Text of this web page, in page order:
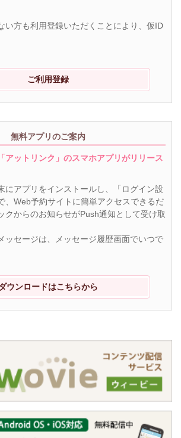
い方も利用登録いただくことにより、仮ID
ご利用登録
無料アプリのご案内
アットリンク」のスマホアプリがリリース
にアプリをインストールし、「ログイン設
、Web予約サイトに簡単アクセスできるだ
クからのお知らせがPush通知として受け取
ッセージは、メッセージ履歴画面でいつで
ウンロードはこちらから